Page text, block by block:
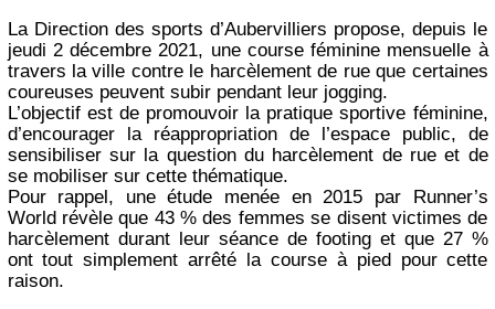
La Direction des sports d’Aubervilliers propose, depuis le
jeudi 2 décembre 2021, une course féminine mensuelle à
travers la ville contre le harcèlement de rue que certaines
coureuses peuvent subir pendant leur jogging.
L’objectif est de promouvoir la pratique sportive féminine,
d’encourager la réappropriation de l’espace public, de
sensibiliser sur la question du harcèlement de rue et de
se mobiliser sur cette thématique.
Pour rappel, une étude menée en 2015 par Runner’s
World révèle que 43 % des femmes se disent victimes de
harcèlement durant leur séance de footing et que 27 %
ont tout simplement arrêté la course à pied pour cette
raison.